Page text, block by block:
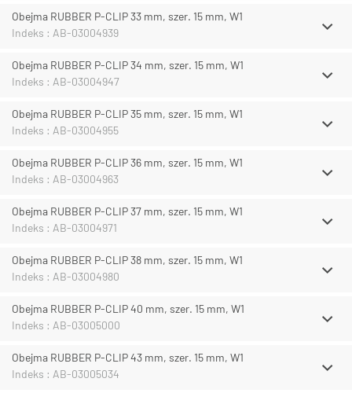
Obejma RUBBER P-CLIP 33 mm, szer. 15 mm, W1
Indeks : AB-03004939
Obejma RUBBER P-CLIP 34 mm, szer. 15 mm, W1
Indeks : AB-03004947
Obejma RUBBER P-CLIP 35 mm, szer. 15 mm, W1
Indeks : AB-03004955
Obejma RUBBER P-CLIP 36 mm, szer. 15 mm, W1
Indeks : AB-03004963
Obejma RUBBER P-CLIP 37 mm, szer. 15 mm, W1
Indeks : AB-03004971
Obejma RUBBER P-CLIP 38 mm, szer. 15 mm, W1
Indeks : AB-03004980
Obejma RUBBER P-CLIP 40 mm, szer. 15 mm, W1
Indeks : AB-03005000
Obejma RUBBER P-CLIP 43 mm, szer. 15 mm, W1
Indeks : AB-03005034